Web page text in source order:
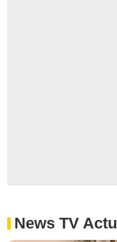
News TV Actu